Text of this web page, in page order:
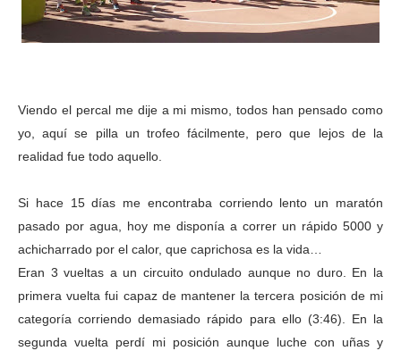
Viendo el percal me dije a mi mismo, todos han pensado como
yo, aquí se pilla un trofeo fácilmente, pero que lejos de la
realidad fue todo aquello.
Si hace 15 días me encontraba corriendo lento un maratón
pasado por agua, hoy me disponía a correr un rápido 5000 y
achicharrado por el calor, que caprichosa es la vida…
Eran 3 vueltas a un circuito ondulado aunque no duro. En la
primera vuelta fui capaz de mantener la tercera posición de mi
categoría corriendo demasiado rápido para ello (3:46). En la
segunda vuelta perdí mi posición aunque luche con uñas y